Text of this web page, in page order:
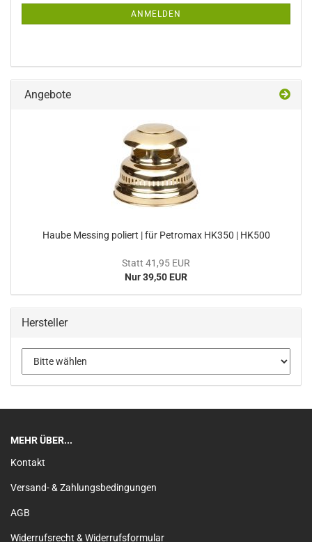
ANMELDEN
Angebote
Haube Messing poliert | für Petromax HK350 | HK500
Statt 41,95 EUR
Nur 39,50 EUR
Hersteller
MEHR ÜBER...
Kontakt
Versand- & Zahlungsbedingungen
AGB
Widerrufsrecht & Widerrufsformular